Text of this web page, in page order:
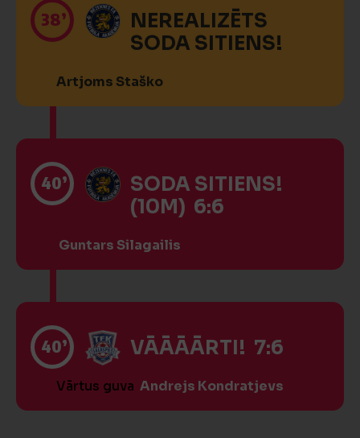
38’
NEREALIZĒTS
SODA SITIENS!
Artjoms Staško
40’
SODA SITIENS!
(10M) 6:6
Guntars Silagailis
40’ VĀĀĀĀRTI! 7:6
Vārtus guva Andrejs Kondratjevs